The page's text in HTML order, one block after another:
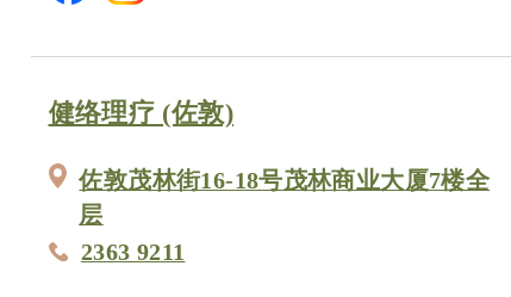
健络理疗 (佐敦)
佐敦茂林街16-18号茂林商业大厦7楼全
层
2363 9211